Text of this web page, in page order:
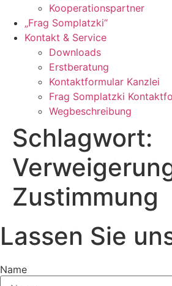
Kooperationspartner
„Frag Somplatzki“
Kontakt & Service
Downloads
Erstberatung
Kontaktformular Kanzlei
Frag Somplatzki
Wegbeschreibung
Schlagwort:
Zustimmung
Lassen Sie
Name